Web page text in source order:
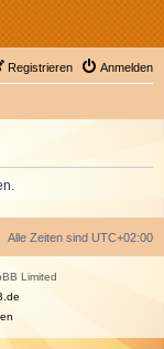
Anmelden
Registrieren
Alle Zeiten sind UTC+02:00
Limited